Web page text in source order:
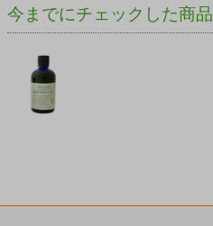
今までにチェックした商品